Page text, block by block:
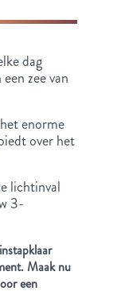
dag
zee van
enorme
over het
lichtinval
3-
Maak nu
een